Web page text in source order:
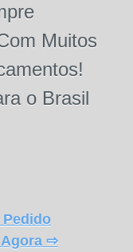
Muitos
o Brasil
Pedido
⇨